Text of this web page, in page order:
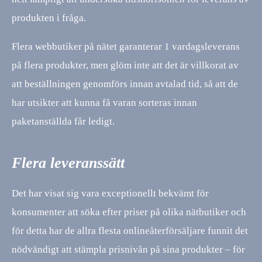
produkten i fråga.
Flera webbutiker på nätet garanterar 1 vardagsleverans
på flera produkter, men glöm inte att det är villkorat av
att beställningen genomförs innan avtalad tid, så att de
har utsikter att kunna få varan sorteras innan
paketanställda får ledigt.
Flera leveranssätt
Det har visat sig vara exceptionellt bekvämt för
konsumenter att söka efter priser på olika nätbutiker och
för detta har de allra flesta onlineåterförsäljare funnit det
nödvändigt att stämpla prisnivån på sina produkter – för